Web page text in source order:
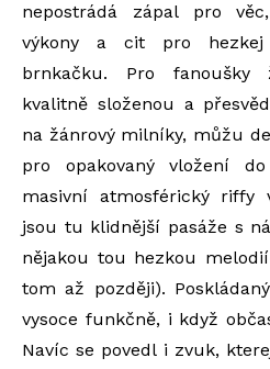
nepostrádá zápal pro
výkony a cit pro
brnkačku. Pro fanoušky
kvalitně složenou a
na žánrový milníky, můžu
pro opakovaný vložení
masivní atmosférický riffy
jsou tu klidnější pasáže s
nějakou tou hezkou
tom až později).
vysoce funkčně, i když
Navíc se povedl i zvuk,